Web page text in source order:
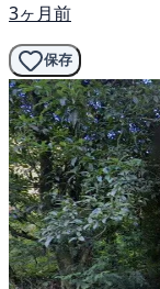
3ヶ月前
保存